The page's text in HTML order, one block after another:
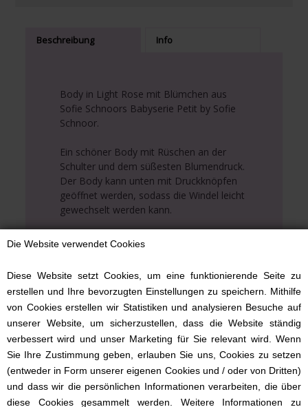
Die Website verwendet Cookies
Diese Website setzt Cookies, um eine funktionierende Seite zu
erstellen und Ihre bevorzugten Einstellungen zu speichern. Mithilfe
von Cookies erstellen wir Statistiken und analysieren Besuche auf
unserer Website, um sicherzustellen, dass die Website ständig
verbessert wird und unser Marketing für Sie relevant wird. Wenn
Sie Ihre Zustimmung geben, erlauben Sie uns, Cookies zu setzen
(entweder in Form unserer eigenen Cookies und / oder von Dritten)
und dass wir die persönlichen Informationen verarbeiten, die über
diese Cookies gesammelt werden. Weitere Informationen zu
Beschreibung Info
Body in Light Rose mit Blümchen aus
Sofie Schnoors Babyserie Petit by Sofie
Schnoor.
Ein schöner Body mit Rüschen an der
Schulter und dem süßesten Blumendruck.
Der Body kann unten mit Druckknöpfen
geöffnet werden, sodass die Windel leicht
gewechselt werden kann.
Der Body hat eine Häkelkante um den
Ein Body, den die Jüngsten leicht anziehen
können.
Body besteht aus 46% Baumwolle, 46%
Modal und 8% Elasthan, ist also sehr
elastisch.
Der Body ist in den Größen:
56 (1-2 Monate)